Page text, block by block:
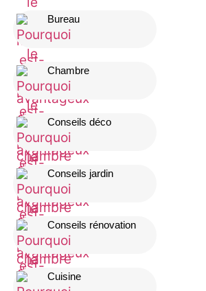
Bureau
Chambre
Conseils déco
Conseils jardin
Conseils rénovation
Cuisine